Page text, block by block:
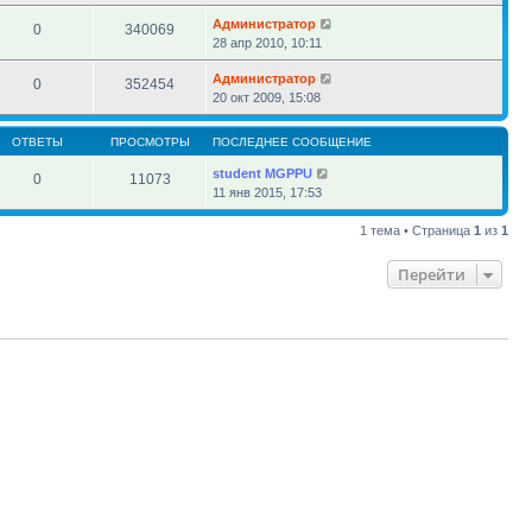
0 340069
Администратор
28 апр 2010, 10:11
0 352454
Администратор
20 окт 2009, 15:08
ОТВЕТЫ ПРОСМОТРЫ ПОСЛЕДНЕЕ СООБЩЕНИЕ
0 11073
student MGPPU
11 янв 2015, 17:53
1 тема • Страница 1 из 1
Перейти